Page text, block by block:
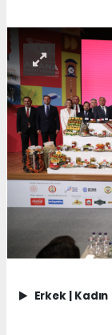
Erkek | Kadın